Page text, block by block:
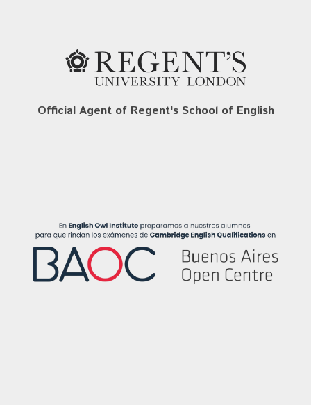
Official Agent of Regent's School of English